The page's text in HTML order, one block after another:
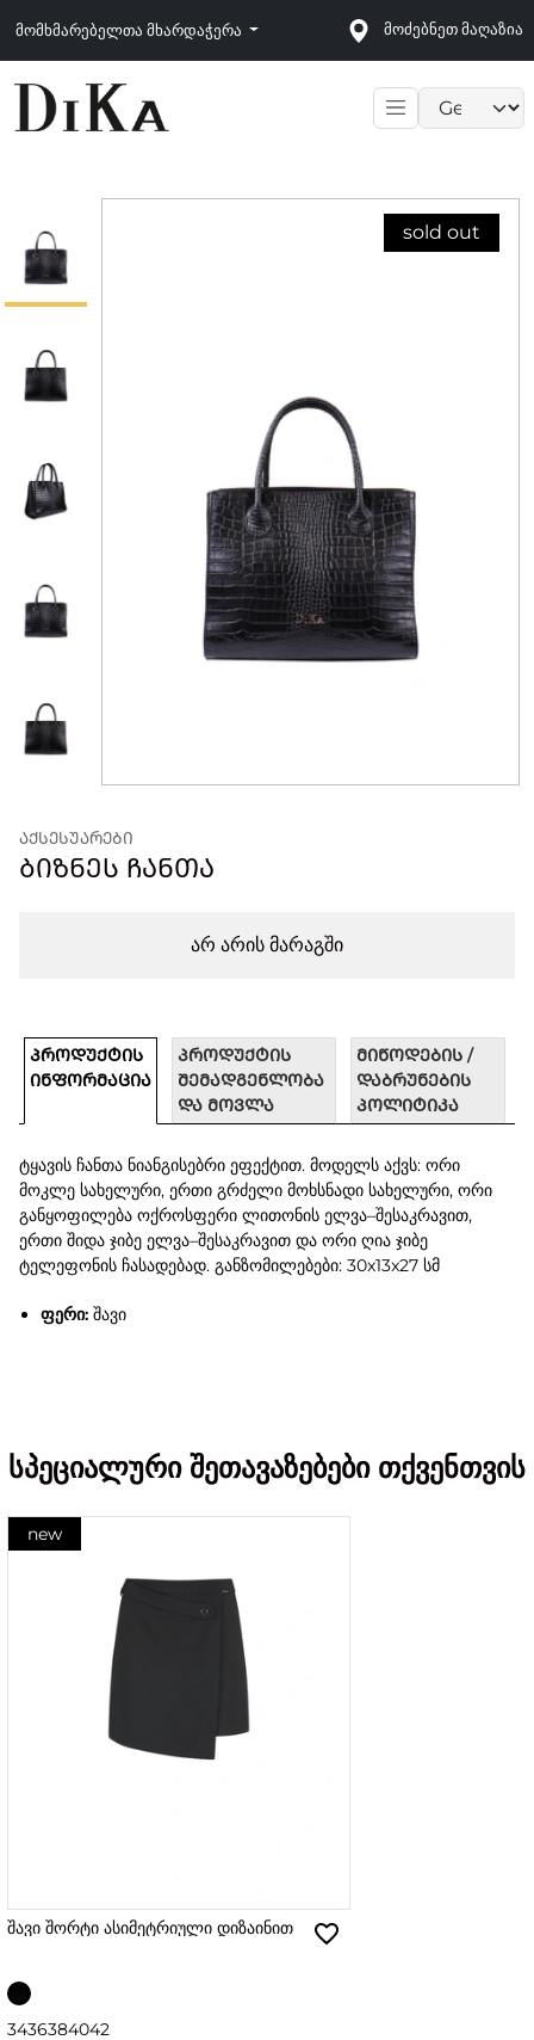
მომხმარებელთა მხარდაჭერა მოძებნეთ მაღაზია
sold out
ᲐᲥᲡᲔᲡᲣᲐᲠᲔᲑᲘ
ᲑᲘᲖᲜᲔᲡ ᲩᲐᲜᲗᲐ
არ არის მარაგში
ᲞᲠᲝᲓᲣᲥᲢᲘᲡ
ᲘᲜᲤᲝᲠᲛᲐᲪᲘᲐ
ᲞᲠᲝᲓᲣᲥᲢᲘᲡ
ᲨᲔᲛᲐᲓᲒᲔᲜᲚᲝᲑᲐ
ᲓᲐ ᲛᲝᲕᲚᲐ
ᲛᲘᲬᲝᲓᲔᲑᲘᲡ /
ᲓᲐᲑᲠᲣᲜᲔᲑᲘᲡ
ᲞᲝᲚᲘᲢᲘᲙᲐ
ტყავის ჩანთა ნიანგისებრი ეფექტით. მოდელს აქვს: ორი
მოკლე სახელური, ერთი გრძელი მოხსნადი სახელური, ორი
განყოფილება ოქროსფერი ლითონის ელვა–შესაკრავით,
ერთი შიდა ჯიბე ელვა–შესაკრავით და ორი ღია ჯიბე
ტელეფონის ჩასადებად. განზომილებები: 30x13x27 სმ
ფერი:შავი
სპეციალური შეთავაზებები თქვენთვის
new
შავი შორტი ასიმეტრიული დიზაინით
3436384042